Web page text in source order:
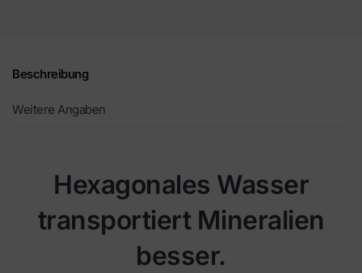
Beschreibung
Weitere Angaben
Hexagonales Wasser
transportiert Mineralien
besser.